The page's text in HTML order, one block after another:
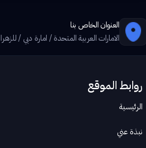
العنوان الخاص بنا
الامارات العربية المتحدة / امارة دبي / للزهرا 1
روابط الموقع
الرئيسية
نبذة عني